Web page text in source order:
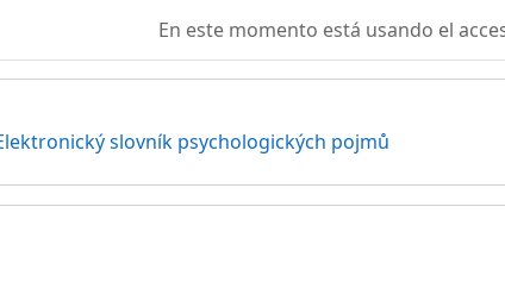
En este momento está usando el
slovník psychologických pojmů